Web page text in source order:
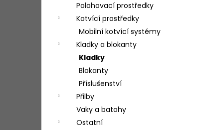
Polohovací prostředky
Kotvící prostředky
Mobilní kotvící systémy
Kladky a blokanty
Kladky
Blokanty
Příslušenství
Přilby
Vaky a batohy
Ostatní